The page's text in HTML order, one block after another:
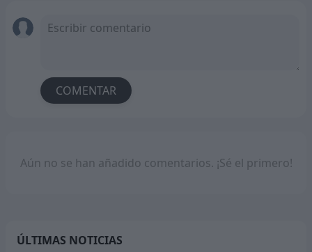
COMENTAR
Aún no se han añadido comentarios. ¡Sé el primero!
ÚLTIMAS NOTICIAS